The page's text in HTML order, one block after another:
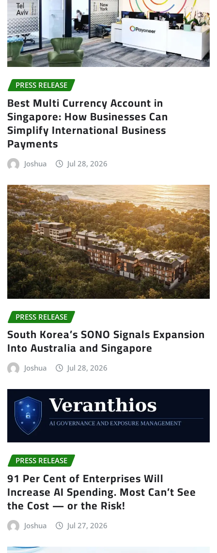
PRESS RELEASE
Best Multi Currency Account in
Singapore: How Businesses Can
Simplify International Business
Payments
Joshua Jul 28, 2026
PRESS RELEASE
South Korea’s SONO Signals Expansion
Into Australia and Singapore
Joshua Jul 28, 2026
PRESS RELEASE
91 Per Cent of Enterprises Will
Increase AI Spending. Most Can’t See
the Cost — or the Risk!
Joshua Jul 27, 2026